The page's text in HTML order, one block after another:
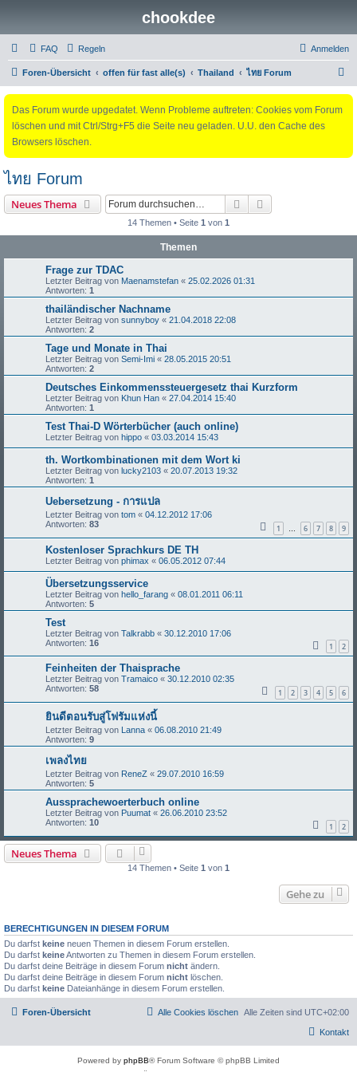
chookdee
FAQ Regeln Anmelden
Foren-Übersicht offen für fast alle(s) Thailand ไทย Forum
Das Forum wurde upgedatet. Wenn Probleme auftreten: Cookies vom Forum
löschen und mit Ctrl/Strg+F5 die Seite neu geladen. U.U. den Cache des
Browsers löschen.
ไทย Forum
Neues Thema Suche
14 Themen • Seite 1 von 1
Themen
Frage zur TDAC
Letzter Beitrag von Maenamstefan « 25.02.2026 01:31
Antworten: 1
thailändischer Nachname
Letzter Beitrag von sunnyboy « 21.04.2018 22:08
Antworten: 2
Tage und Monate in Thai
Letzter Beitrag von Semi-Imi « 28.05.2015 20:51
Antworten: 2
Deutsches Einkommenssteuergesetz thai Kurzform
Letzter Beitrag von Khun Han « 27.04.2014 15:40
Antworten: 1
Test Thai-D Wörterbücher (auch online)
Letzter Beitrag von hippo « 03.03.2014 15:43
th. Wortkombinationen mit dem Wort ki
Letzter Beitrag von lucky2103 « 20.07.2013 19:32
Antworten: 1
Uebersetzung - การแปล
Letzter Beitrag von tom « 04.12.2012 17:06
Antworten: 83 1 … 6 7 8 9
Kostenloser Sprachkurs DE TH
Letzter Beitrag von phimax « 06.05.2012 07:44
Übersetzungsservice
Letzter Beitrag von hello_farang « 08.01.2011 06:11
Antworten: 5
Test
Letzter Beitrag von Talkrabb « 30.12.2010 17:06
Antworten: 16 1 2
Feinheiten der Thaisprache
Letzter Beitrag von Tramaico « 30.12.2010 02:35
Antworten: 58 1 2 3 4 5 6
ยินดีตอนรับสู่โฟรัมแห่งนี้
Letzter Beitrag von Lanna « 06.08.2010 21:49
Antworten: 9
เพลงไทย
Letzter Beitrag von ReneZ « 29.07.2010 16:59
Antworten: 5
Aussprachewoerterbuch online
Letzter Beitrag von Puumat « 26.06.2010 23:52
Antworten: 10 1 2
Neues Thema
14 Themen • Seite 1 von 1
Gehe zu
BERECHTIGUNGEN IN DIESEM FORUM
Du darfst keine neuen Themen in diesem Forum erstellen.
Du darfst keineAntworten zu Themen in diesem Forum erstellen.
Du darfst deine Beiträge in diesem Forum nicht ändern.
Du darfst deine Beiträge in diesem Forum nicht löschen.
Du darfst keine Dateianhänge in diesem Forum erstellen.
Foren-Übersicht Alle Zeiten sind UTC+02:00
Alle Cookies löschen
Kontakt
Powered by phpBB® Forum Software © phpBB Limited